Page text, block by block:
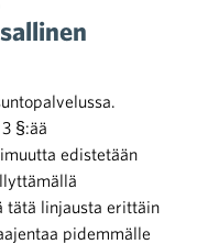
§:ää
edistetään
tätä linjausta erittäin
pidemmälle